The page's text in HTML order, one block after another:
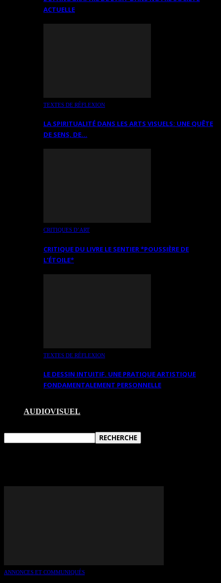
ACTUELLE
TEXTES DE RÉFLEXION
LA SPIRITUALITÉ DANS LES ARTS VISUELS: UNE QUÊTE
DE SENS, DE…
CRITIQUES D’ART
CRITIQUE DU LIVRE LE SENTIER *POUSSIÈRE DE
L’ÉTOILE*
TEXTES DE RÉFLEXION
LE DESSIN INTUITIF. UNE PRATIQUE ARTISTIQUE
FONDAMENTALEMENT PERSONNELLE
AUDIOVISUEL
ANNONCES ET COMMUNIQUÉS